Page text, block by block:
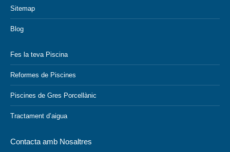
Sitemap
Blog
Fes la teva Piscina
Reformes de Piscines
Piscines de Gres Porcellànic
Tractament d’aigua
Contacta amb Nosaltres